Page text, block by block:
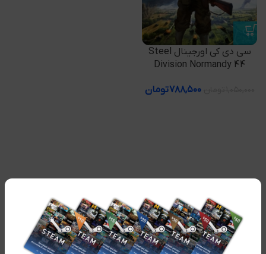
سی دی کی اورجینال Steel
Division Normandy 44
۷۸۸,۵۰۰تومان